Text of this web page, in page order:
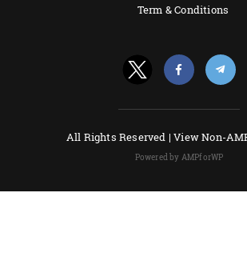
Term & Conditions
All Rights Reserved |View Non-
Powered by AMPforWP